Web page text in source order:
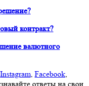
контракт?
валютного
Instagram, Facebook,
ответы на свои